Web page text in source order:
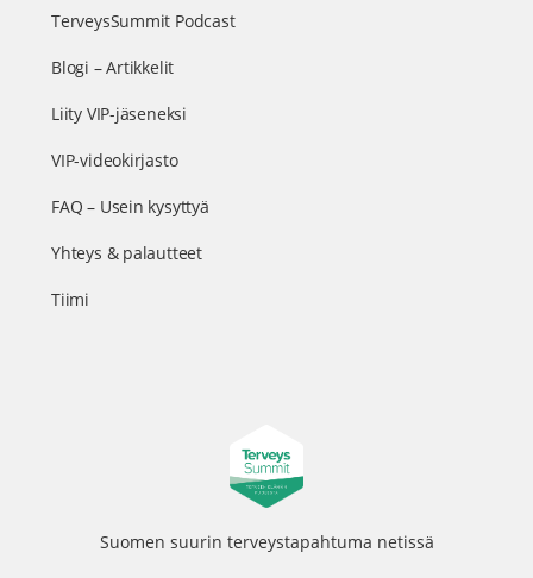
TerveysSummit Podcast
Blogi – Artikkelit
Liity VIP-jäseneksi
VIP-videokirjasto
FAQ – Usein kysyttyä
Yhteys & palautteet
Tiimi
Suomen suurin terveystapahtuma netissä